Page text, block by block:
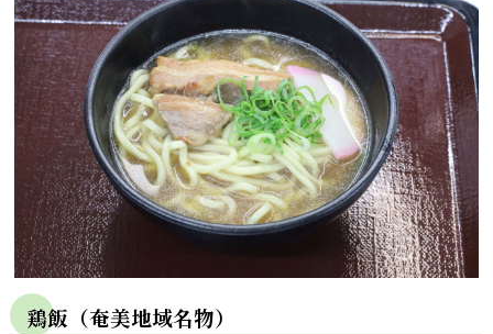
鶏飯（奄美地域名物）